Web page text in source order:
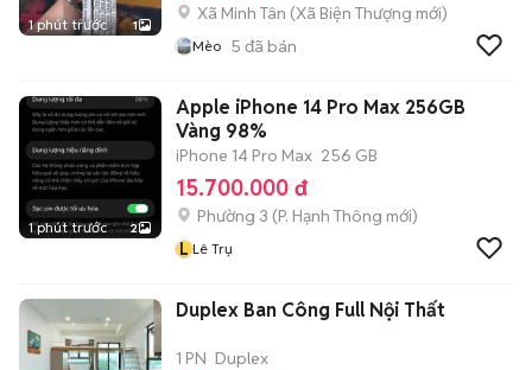
1 phút trước 1
Xã Minh Tân (Xã Biện Thượng mới)
Mèo 5 đã bán
1 phút trước 2
Apple iPhone 14 Pro Max 256GB
Vàng 98%
iPhone 14 Pro Max 256 GB
15.700.000 đ
Phường 3 (P. Hạnh Thông mới)
L Lê Trụ
Duplex Ban Công Full Nội Thất
1 PN Duplex